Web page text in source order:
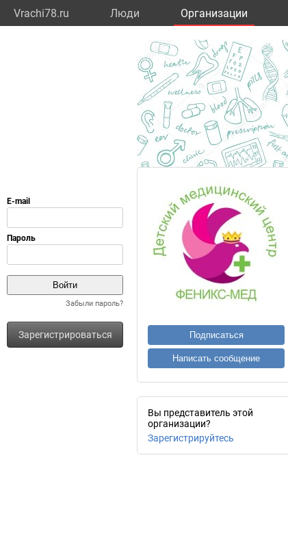
Vrachi78.ru Люди Организации
Забыли пароль?
Зарегистрироваться Подписаться
Написать сообщение
Вы представитель этой
организации?
Зарегистрируйтесь